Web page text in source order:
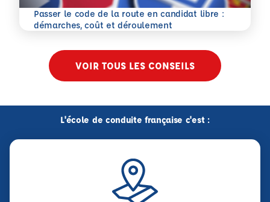
Passer le code de la route en candidat libre :
démarches, coût et déroulement
En savoir plus
VOIR TOUS LES CONSEILS
L'école de conduite française c'est :